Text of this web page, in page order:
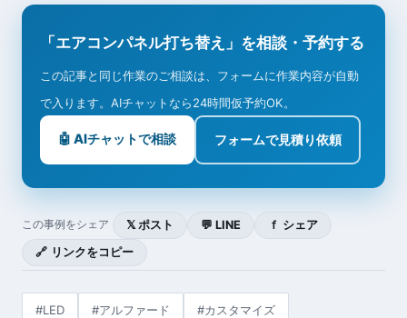
「エアコンパネル打ち替え」を相談・予約する
この記事と同じ作業のご相談は、フォームに作業内容が自動
で入ります。AIチャットなら24時間仮予約OK。
🤖 AIチャットで相談 フォームで見積り依頼
この事例をシェア 𝕏 ポスト 💬 LINE
ｆ シェア
🔗 リンクをコピー
#LED #アルファード #カスタマイズ